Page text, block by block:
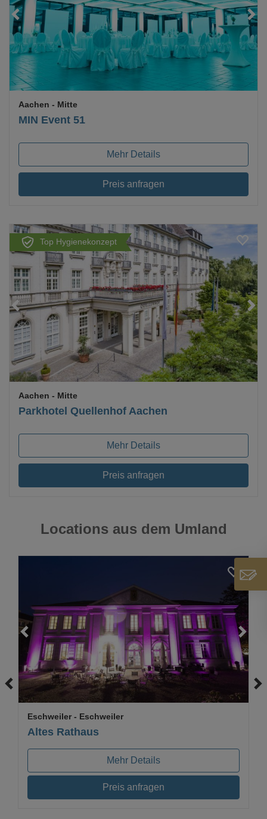
Loading...
MIN Event 51
Aachen - Mitte
Mehr Details
Preis anfragen
Top Hygienekonzept
Parkhotel Quellenhof Aachen
Aachen - Mitte
Mehr Details
Preis anfragen
Locations aus dem Umland
Loading...
Altes Rathaus
Eschweiler - Eschweiler
Mehr Details
Preis anfragen